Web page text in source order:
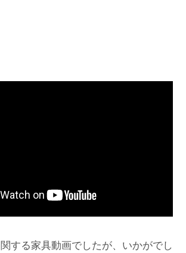
する家具動画でしたが、いかがでし